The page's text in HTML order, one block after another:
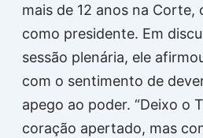
mais de 12 anos na Corte,
como presidente. Em
sessão plenária, ele
com o sentimento de
apego ao poder. “Deixo o
coração apertado, mas